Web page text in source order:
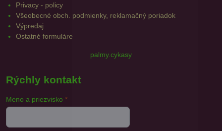
Privacy - policy
Všeobecné obch. podmienky, reklamačný poriadok
Výpredaj
Ostatné formuláre
palmy.cykasy
Rýchly kontakt
Meno a priezvisko *